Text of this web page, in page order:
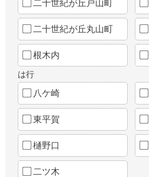
二十世紀が丘戸山町
二十世紀が丘丸山町
根木内
は行
八ケ崎
東平賀
樋野口
二ツ木